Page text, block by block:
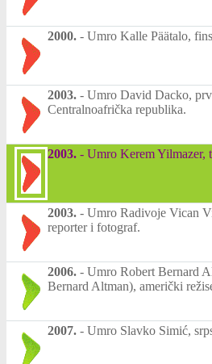
2000. - Umro Kalle Päätalo,
2003. - Umro David Dacko,
Centralnoafrička republika.
2003. - Umro Kerem Yilmazer,
2003. - Umro Radivoje Vican
reporter i fotograf.
2006. - Umro Robert Bernard
Bernard Altman), američki
2007. - Umro Slavko Simić,